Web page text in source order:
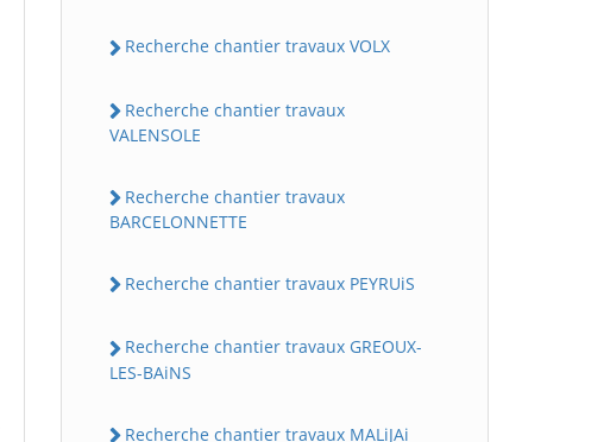
Recherche chantier travaux VOLX
Recherche chantier travaux
VALENSOLE
Recherche chantier travaux
BARCELONNETTE
Recherche chantier travaux PEYRUiS
Recherche chantier travaux GREOUX-
LES-BAiNS
Recherche chantier travaux MALiJAi